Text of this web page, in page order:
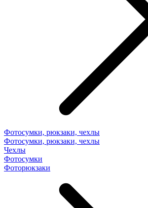
Фотосумки, рюкзаки, чехлы
Фотосумки, рюкзаки, чехлы
Чехлы
Фотосумки
Фоторюкзаки